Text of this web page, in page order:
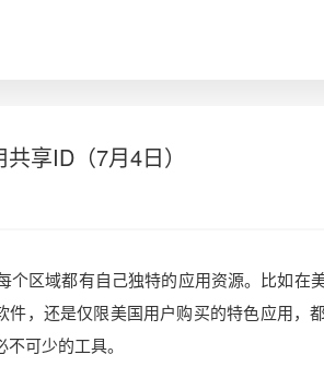
享ID（7月4日）
区域都有自己独特的应用资源。比如在
，还是仅限美国用户购买的特色应用，
可少的工具。